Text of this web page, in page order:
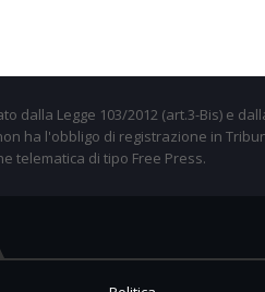
dalla Legge 103/2012 (art.3-Bis) e
ha l'obbligo di registrazione in
telematica di tipo Free Press.